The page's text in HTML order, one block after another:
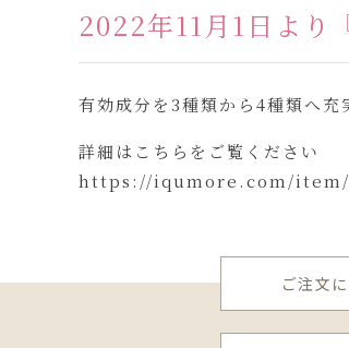
2022年11月1日より
有効成分を3種類から4種類へ
詳細はこちらをご覧ください
https://iqumore.com/
ご注文